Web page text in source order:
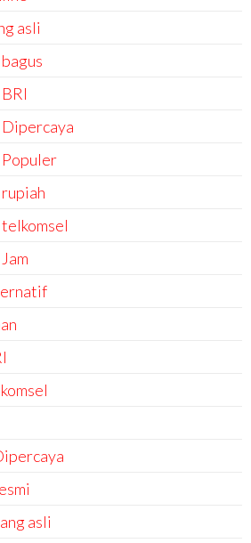
asli
Dipercaya
Populer
asli